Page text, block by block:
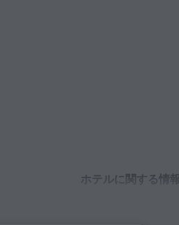
ホテルに関する情報